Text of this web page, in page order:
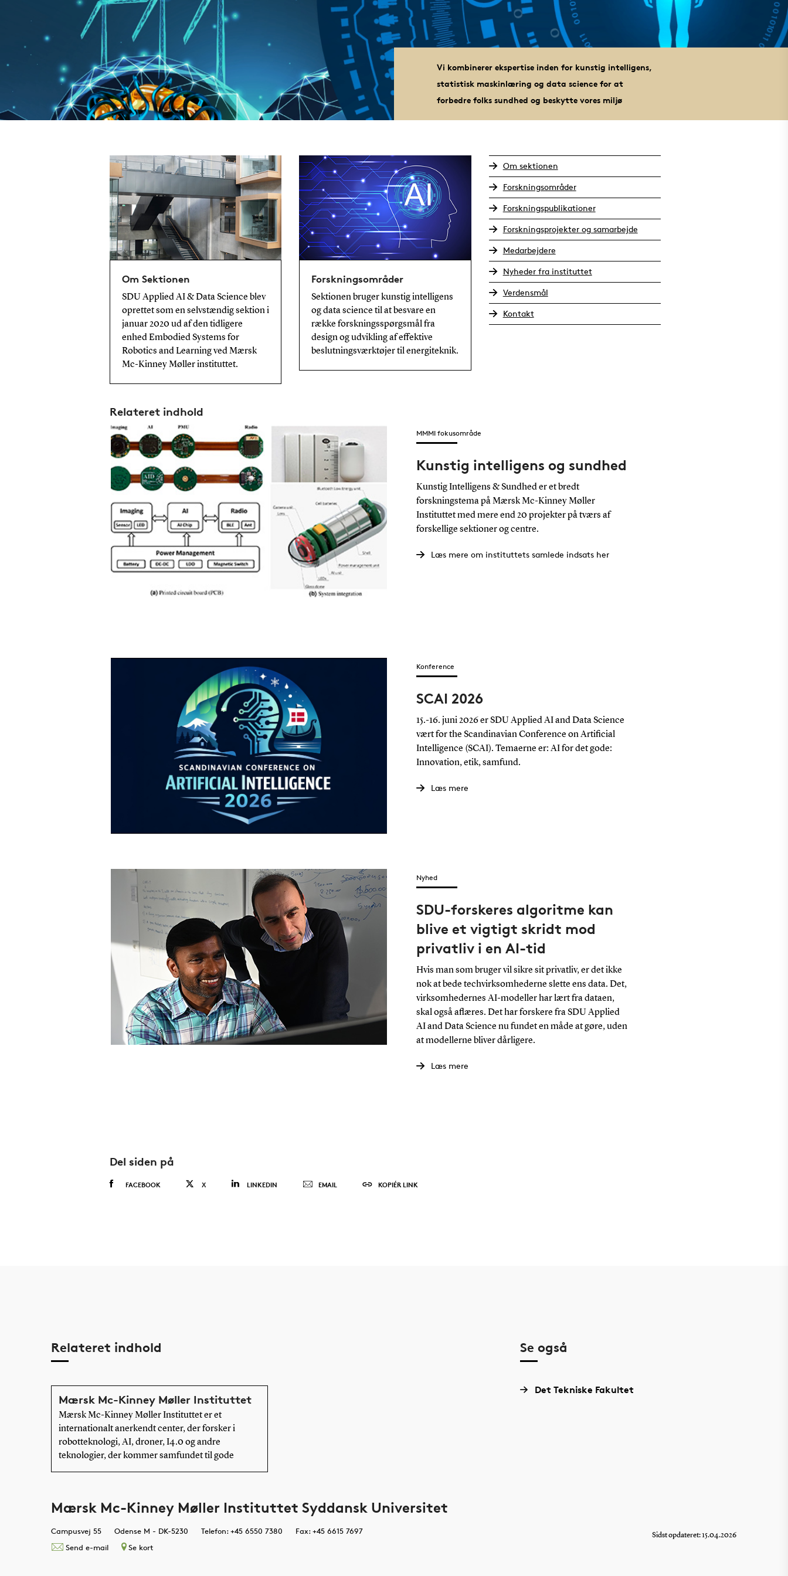
Vi kombinerer ekspertise inden for kunstig intelligens,
statistisk maskinlæring og data science for at
forbedre folks sundhed og beskytte vores miljø
Om Sektionen
SDU Applied AI & Data Science blev
oprettet som en selvstændig sektion i
januar 2020 ud af den tidligere
enhed Embodied Systems for
Robotics and Learning ved Mærsk
Mc-Kinney Møller instituttet.
Forskningsområder
Sektionen bruger kunstig intelligens
og data science til at besvare en
række forskningsspørgsmål fra
design og udvikling af effektive
beslutningsværktøjer til energiteknik.
Om sektionen
Forskningsområder
Forskningspublikationer
Forskningsprojekter og samarbejde
Medarbejdere
Nyheder fra instituttet
Verdensmål
Kontakt
Relateret indhold
MMMI fokusområde
Kunstig intelligens og sundhed
Kunstig Intelligens & Sundhed er et bredt
forskningstema på Mærsk Mc-Kinney Møller
Instituttet med mere end 20 projekter på tværs af
forskellige sektioner og centre.
Læs mere om instituttets samlede indsats her
Konference
SCAI 2026
15.-16. juni 2026 er SDU Applied AI and Data Science
vært for the Scandinavian Conference on Artificial
Intelligence (SCAI). Temaerne er: AI for det gode:
Innovation, etik, samfund.
Læs mere
Nyhed
SDU-forskeres algoritme kan
blive et vigtigt skridt mod
privatliv i en AI-tid
Hvis man som bruger vil sikre sit privatliv, er det ikke
nok at bede techvirksomhederne slette ens data. Det,
virksomhedernes AI-modeller har lært fra dataen,
skal også aflæres. Det har forskere fra SDU Applied
AI and Data Science nu fundet en måde at gøre, uden
at modellerne bliver dårligere.
Læs mere
Del siden på
FACEBOOK X LINKEDIN EMAIL KOPIÉR LINK
Relateret indhold
Mærsk Mc-Kinney Møller Instituttet
Mærsk Mc-Kinney Møller Instituttet er et
internationalt anerkendt center, der forsker i
robotteknologi, AI, droner, I4.0 og andre
teknologier, der kommer samfundet til gode
Se også
Det Tekniske Fakultet
Mærsk Mc-Kinney Møller Instituttet Syddansk Universitet
Campusvej 55 Odense M - DK-5230 Telefon: +45 6550 7380
Fax: +45 6615 7697
Send e-mail
Se kort
Sidst opdateret: 15.04.2026